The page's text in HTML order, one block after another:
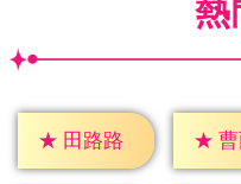
熱
★ 田路路 ★